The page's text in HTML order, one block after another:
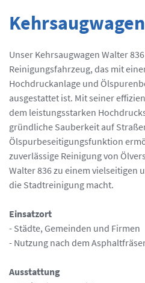
Unser Kehrsaugwagen Walter
Reinigungsfahrzeug, das mit
Hochdruckanlage und
ausgestattet ist. Mit seiner
dem leistungsstarken
gründliche Sauberkeit auf
Ölspurbeseitigungsfunktion
zuverlässige Reinigung von
Walter 836 zu einem vielseitigen
die Stadtreinigung macht.
Einsatzort
- Städte, Gemeinden und Firmen
- Nutzung nach dem
Ausstattung